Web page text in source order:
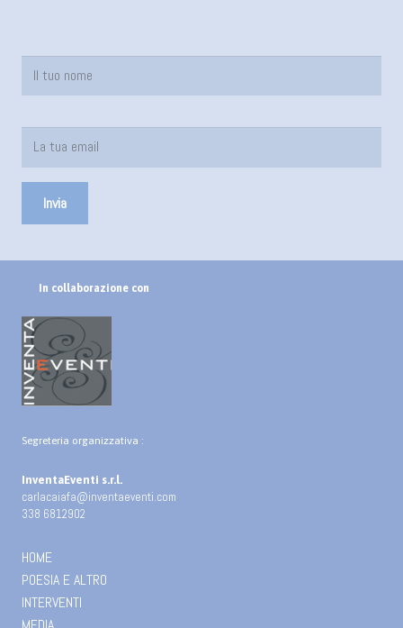
In collaborazione con
Segreteria organizzativa :
InventaEventi s.r.l.
carlacaiafa@inventaeventi.com
338 6812902
HOME
POESIA E ALTRO
INTERVENTI